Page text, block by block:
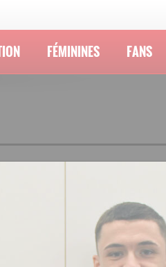
FÉMININES FANS